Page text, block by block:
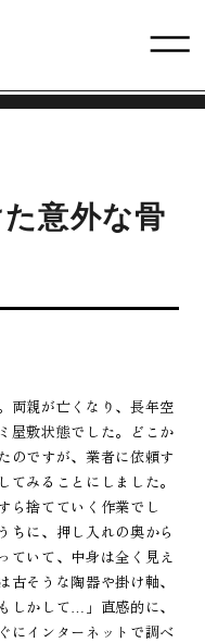
意外な骨
両親が亡くなり、長年空
屋敷状態でした。どこか
のですが、業者に依頼す
みることにしました。
ら捨てていく作業でし
ちに、押し入れの奥から
ていて、中身は全く見え
そうな陶器や掛け軸、
しかして…」直感的に、
にインターネットで調べ